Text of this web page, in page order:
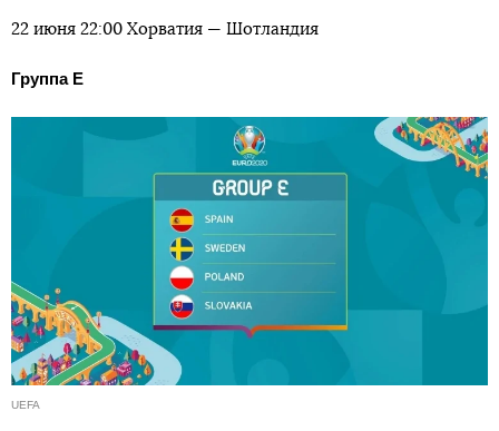
22 июня 22:00 Хорватия — Шотландия
Группа E
UEFA